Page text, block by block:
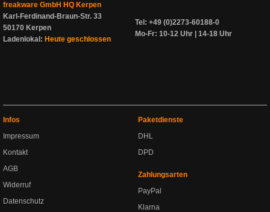
freakware GmbH HQ Kerpen
Karl-Ferdinand-Braun-Str. 33
50170 Kerpen
Ladenlokal: Heute geschlossen
Tel: +49 (0)2273-60188-0
Mo-Fr: 10-12 Uhr | 14-18 Uhr
Infos
Impressum
Kontakt
AGB
Widerruf
Datenschutz
Paketdienste
DHL
DPD
Zahlungsarten
PayPal
Klarna